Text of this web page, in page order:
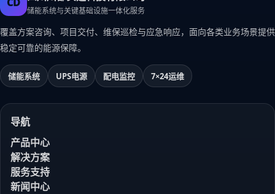
储能系统与关键基础设施一体化服务
覆盖方案咨询、项目交付、维保巡检与应急响应，面向各类业务场景提供
稳定可靠的能源保障。
储能系统 UPS电源 配电监控 7×24运维
导航
产品中心
解决方案
服务支持
新闻中心